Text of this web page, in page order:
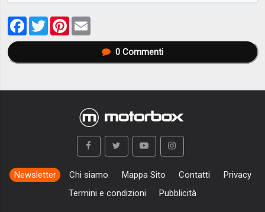
Facebook
TwitterPinterest
0Commenti
Newsletter Chi siamo Mappa Sito Contatti
Privacy
Termini e condizioni
Pubblicità